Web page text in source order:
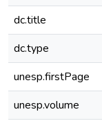
dc.title
dc.type
unesp.firstPage
unesp.volume